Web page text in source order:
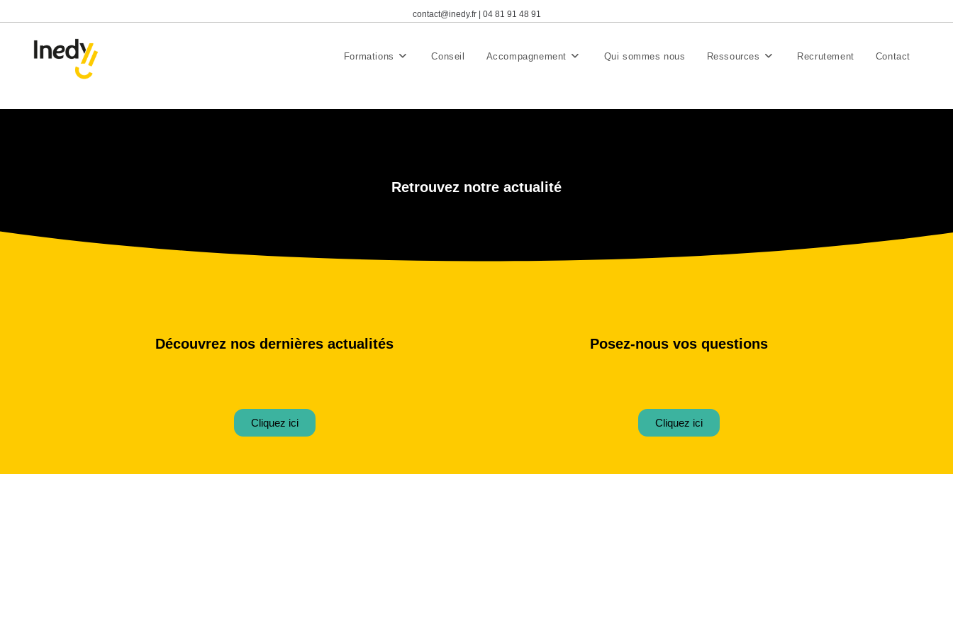
contact@inedy.fr | 04 81 91 48 91
Formations Conseil Accompagnement Qui sommes nous Ressources Recrutement Contact
Retrouvez notre actualité
Découvrez nos dernières actualités
Cliquez ici
Posez-nous vos questions
Cliquez ici